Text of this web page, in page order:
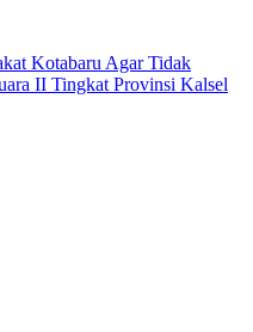
Kotabaru Agar Tidak
II Tingkat Provinsi Kalsel